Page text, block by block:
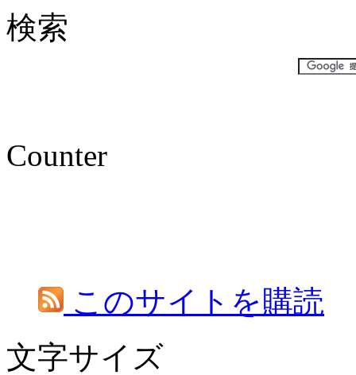
検索
Counter
このサイトを購読
文字サイズ